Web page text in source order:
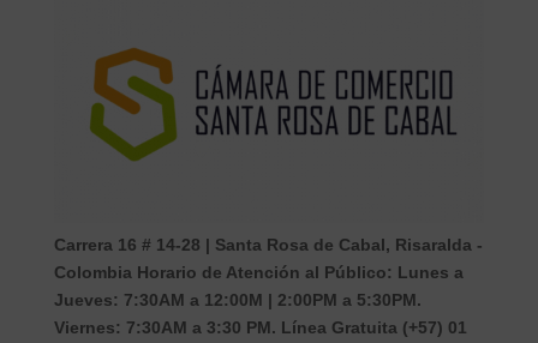
Carrera 16 # 14-28 | Santa Rosa de Cabal, Risaralda -
Colombia Horario de Atención al Público: Lunes a
Jueves: 7:30AM a 12:00M | 2:00PM a 5:30PM.
Viernes: 7:30AM a 3:30 PM. Línea Gratuita (+57) 01